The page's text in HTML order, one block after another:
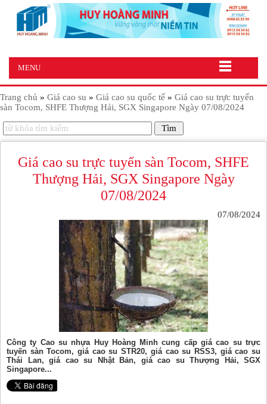
MENU
Trang chủ » Giá cao su » Giá cao su quốc tế » Giá cao su trực tuyến
sàn Tocom, SHFE Thượng Hải, SGX Singapore Ngày 07/08/2024
Giá cao su trực tuyến sàn Tocom, SHFE
Thượng Hải, SGX Singapore Ngày
07/08/2024
07/08/2024
Công ty Cao su nhựa Huy Hoàng Minh cung cấp giá cao su trực
tuyến sàn Tocom, giá cao su STR20, giá cao su RSS3, giá cao su
Thái Lan, giá cao su Nhật Bản, giá cao su Thượng Hải, SGX
Singapore...